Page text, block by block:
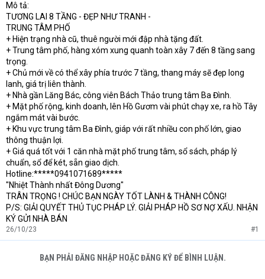
Mô tả:
TƯƠNG LAI 8 TẦNG - ĐẸP NHƯ TRANH -
TRUNG TÂM PHỐ
+ Hiện trạng nhà cũ, thuê người mới đập nhà tặng đất.
+ Trung tâm phố, hàng xóm xung quanh toàn xây 7 đến 8 tầng sang
trọng.
+ Chủ mới về có thể xây phía trước 7 tầng, thang máy sẽ đẹp long
lanh, giá trị liên thành.
+ Nhà gần Lăng Bác, công viên Bách Thảo trung tâm Ba Đình.
+ Mặt phố rộng, kinh doanh, lên Hồ Gươm vài phút chạy xe, ra hồ Tây
ngắm mát vài bước.
+ Khu vực trung tâm Ba Đình, giáp với rất nhiều con phố lớn, giao
thông thuận lợi.
+ Giá quá tốt với 1 căn nhà mặt phố trung tâm, sổ sách, pháp lý
chuẩn, sổ để két, sẵn giao dịch.
Hotline:*****0941071689*****
"Nhiệt Thành nhất Đông Dương"
TRÂN TRỌNG ! CHÚC BẠN NGÀY TỐT LÀNH & THÀNH CÔNG!
P/S: GIẢI QUYẾT THỦ TỤC PHÁP LÝ. GIẢI PHÁP HỒ SƠ NỢ XẤU. NHẬN
KÝ GỬI NHÀ BÁN
26/10/23 #1
BẠN PHẢI ĐĂNG NHẬP HOẶC ĐĂNG KÝ ĐỂ BÌNH LUẬN.